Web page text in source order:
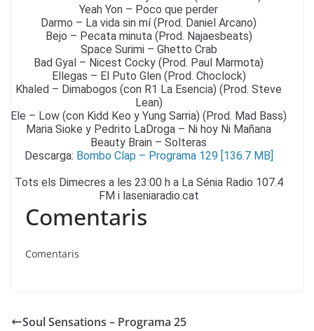
Yeah Yon – Poco que perder
Darmo – La vida sin mí (Prod. Daniel Arcano)
Bejo – Pecata minuta (Prod. Najaesbeats)
Space Surimi – Ghetto Crab
Bad Gyal – Nicest Cocky (Prod. Paul Marmota)
Ellegas – El Puto Glen (Prod. Choclock)
Khaled – Dimabogos (con R1 La Esencia) (Prod. Steve
Lean)
Ele – Low (con Kidd Keo y Yung Sarria) (Prod. Mad Bass)
Maria Sioke y Pedrito LaDroga – Ni hoy Ni Mañana
Beauty Brain – Solteras
Descarga: Bombo Clap – Programa 129 [136.7 MB]
Tots els Dimecres a les 23:00 h a La Sénia Radio 107.4
FM i laseniaradio.cat
Comentaris
Comentaris
Soul Sensations – Programa 25